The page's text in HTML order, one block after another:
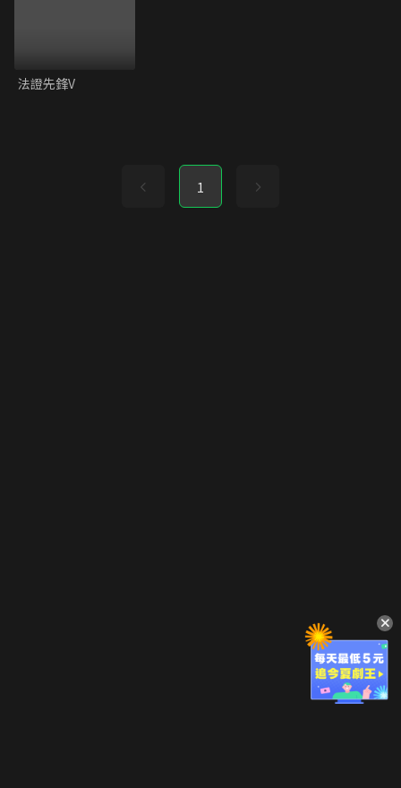
法證先鋒V
1